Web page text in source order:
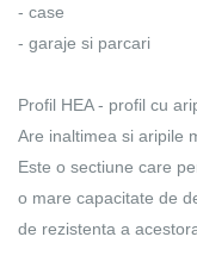
- case
- garaje si parcari
Profil HEA - profil cu
Are inaltimea si aripile
Este o sectiune care
o mare capacitate de
de rezistenta a